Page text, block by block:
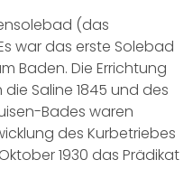
(das
war das erste Solebad
Baden. Die Errichtung
Saline 1845 und des
Bades waren
des Kurbetriebes
1930 das Prädikat